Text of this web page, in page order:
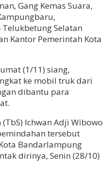
Gang Kemas Suara,
Selatan
Kantor Pemerintah Kota
(1/11) siang,
ke mobil truk dari
dibantu para
Ichwan Adji Wibowo
tersebut
Bandarlampung
dirinya, Senin (28/10)